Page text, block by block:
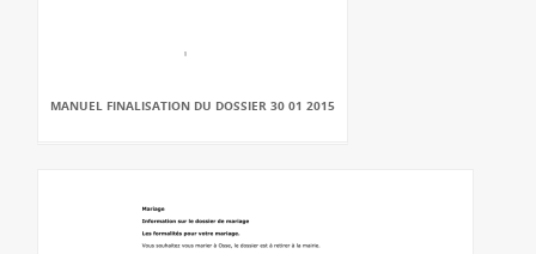
MANUEL FINALISATION DU DOSSIER 30 01 2015